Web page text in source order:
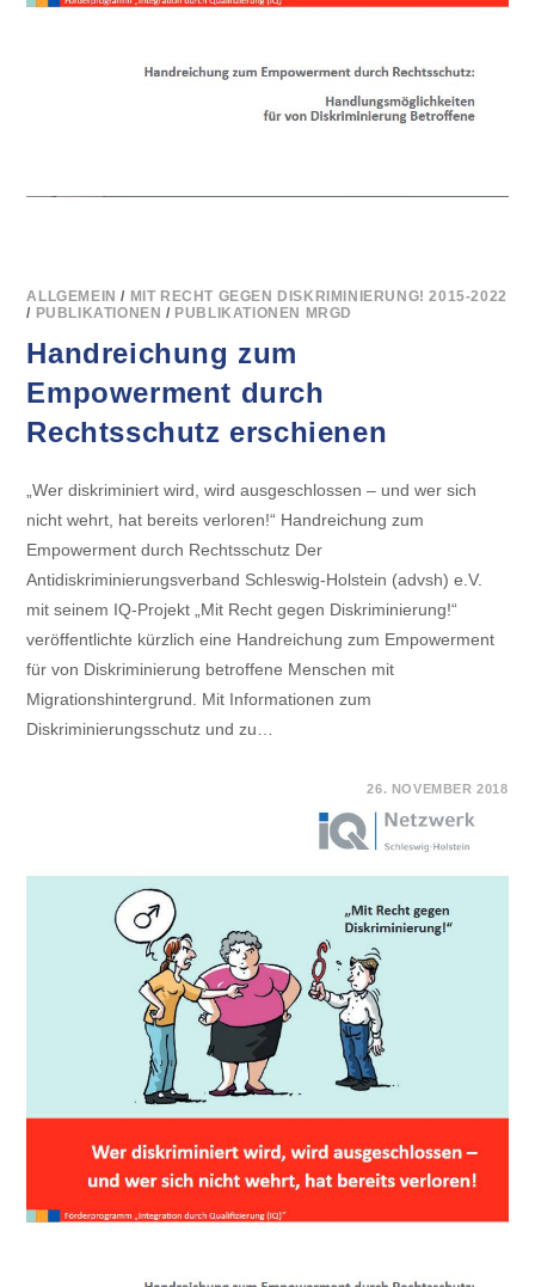
ALLGEMEIN / MIT RECHT GEGEN DISKRIMINIERUNG! 2015-2022
/ PUBLIKATIONEN / PUBLIKATIONEN MRGD
Handreichung zum
Empowerment durch
Rechtsschutz erschienen
„Wer diskriminiert wird, wird ausgeschlossen – und wer sich
nicht wehrt, hat bereits verloren!“ Handreichung zum
Empowerment durch Rechtsschutz Der
Antidiskriminierungsverband Schleswig-Holstein (advsh) e.V.
mit seinem IQ-Projekt „Mit Recht gegen Diskriminierung!“
veröffentlichte kürzlich eine Handreichung zum Empowerment
für von Diskriminierung betroffene Menschen mit
Migrationshintergrund. Mit Informationen zum
Diskriminierungsschutz und zu…
EMPOWERMENT
ERSCHIENEN
26. NOVEMBER 2018